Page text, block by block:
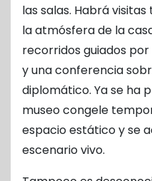
las salas. Habrá
la atmósfera de la
recorridos guiados
y una conferencia
diplomático. Ya se ha
museo congele
espacio estático y se
escenario vivo.